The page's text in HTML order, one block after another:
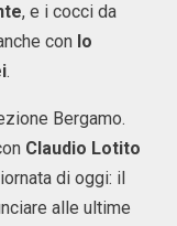
, e i cocci da
con lo
.
Bergamo.
Claudio Lotito
di oggi: il
alle ultime